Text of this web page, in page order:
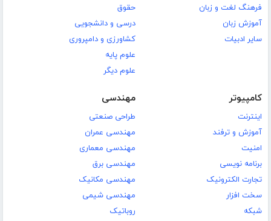
فرهنگ لغت و زبان
آموزش زبان
سایر ادبیات
حقوق
درسی و دانشجویی
کشاورزی و دامپروری
علوم پایه
علوم دیگر
کامپیوتر
اینترنت
آموزش و ترفند
امنیت
برنامه نویسی
تجارت الکترونیک
سخت افزار
شبکه
مهندسی
طراحی صنعتی
مهندسی عمران
مهندسی معماری
مهندسی برق
مهندسی مکانیک
مهندسی شیمی
روباتیک